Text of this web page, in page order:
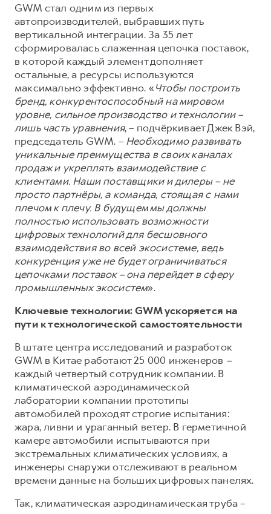
GWM стал одним из первых
автопроизводителей, выбравших путь
вертикальной интеграции. За 35 лет
сформировалась слаженная цепочка поставок,
в которой каждый элемент дополняет
остальные, а ресурсы используются
максимально эффективно. «Чтобы построить
бренд, конкурентоспособный на мировом
уровне, сильное производство и технологии –
лишь часть уравнения, – подчёркивает Джек Вэй,
председатель GWM. – Необходимо развивать
уникальные преимущества в своих каналах
продаж и укреплять взаимодействие с
клиентами. Наши поставщики и дилеры – не
просто партнёры, а команда, стоящая с нами
плечом к плечу. В будущем мы должны
полностью использовать возможности
цифровых технологий для бесшовного
взаимодействия во всей экосистеме, ведь
конкуренция уже не будет ограничиваться
цепочками поставок – она перейдет в сферу
промышленных экосистем».
Ключевые технологии: GWM ускоряется на
пути к технологической самостоятельности
В штате центра исследований и разработок
GWM в Китае работают 25 000 инженеров –
каждый четвертый сотрудник компании. В
климатической аэродинамической
лаборатории компании прототипы
автомобилей проходят строгие испытания:
жара, ливни и ураганный ветер. В герметичной
камере автомобили испытываются при
экстремальных климатических условиях, а
инженеры снаружи отслеживают в реальном
времени данные на больших цифровых панелях.
Так, климатическая аэродинамическая труба –